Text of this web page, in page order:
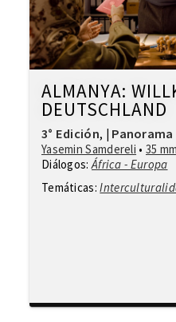
ALMANYA:
DEUTSCHLAND
3° Edición, | Panorama
Yasemin Samdereli • 35 mm
Diálogos:África - Europa
Temáticas: